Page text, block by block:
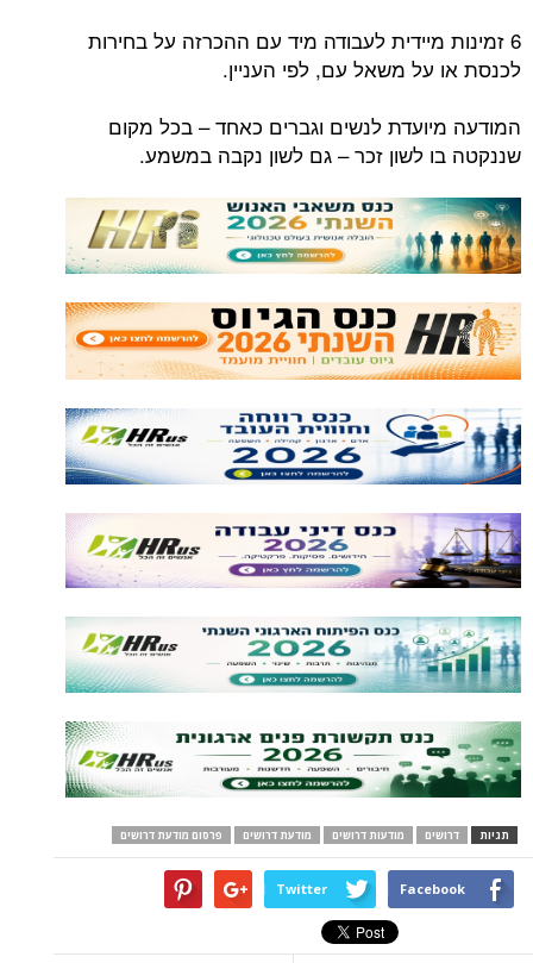
6 זמינות מיידית לעבודה מיד עם ההכרזה על בחירות
לכנסת או על משאל עם, לפי העניין.
המודעה מיועדת לנשים וגברים כאחד – בכל מקום
שננקטה בו לשון זכר – גם לשון נקבה במשמע.
תגיות דרושים מודעות דרושים מודעת דרושים פרסום מודעת דרושים
Facebook
Twitter